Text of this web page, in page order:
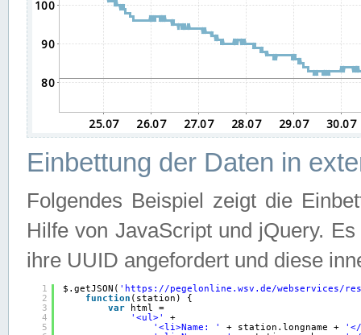
Einbettung der Daten in
Folgendes Beispiel zeigt die
Hilfe von JavaScript und jQuery.
ihre UUID angefordert und diese
1
2
3
4
5
$.getJSON( ' https://pegelonline.wsv.de/webservices/
function (station) {
var
html =
'<ul>'
+
'<li>Name: '
+ station.longname +